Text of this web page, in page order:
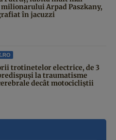
Arpad Paszkany,
în jacuzzi
trotinetelor electrice, de 3
la traumatisme
decât motocicliștii